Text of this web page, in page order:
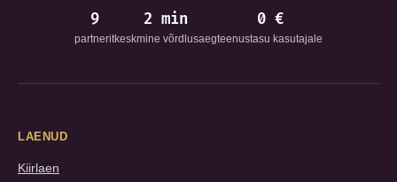
9
partnerit
2 min
keskmine võrdlusaeg
0 €
teenustasu kasutajale
LAENUD
Kiirlaen